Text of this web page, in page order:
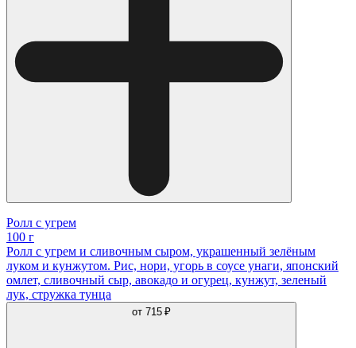
Ролл с угрем
100 г
Ролл с угрем и сливочным сыром, украшенный зелёным
луком и кунжутом. Рис, нори, угорь в соусе унаги, японский
омлет, сливочный сыр, авокадо и огурец, кунжут, зеленый
лук, стружка тунца
от 715 ₽